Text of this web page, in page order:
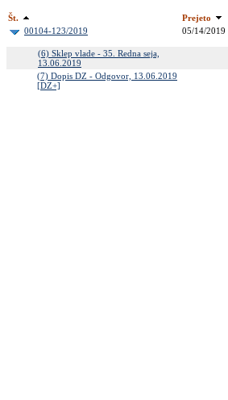
Št. Prejeto
00104-123/2019
05/14/2019
(6) Sklep vlade - 35. Redna seja,
13.06.2019
(7) Dopis DZ - Odgovor, 13.06.2019
[DZ+]